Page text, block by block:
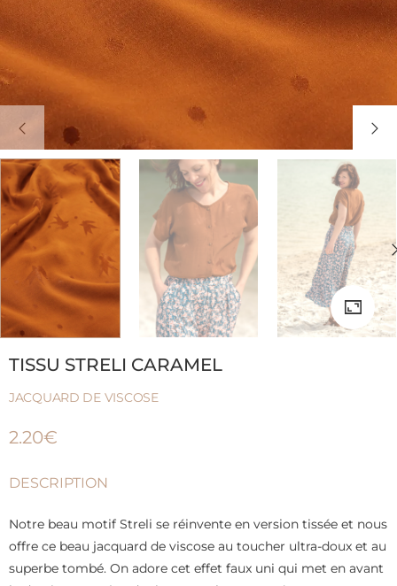
TISSU STRELI CARAMEL
JACQUARD DE VISCOSE
2.20€
DESCRIPTION
Notre beau motif Streli se réinvente en version tissée et nous
offre ce beau jacquard de viscose au toucher ultra-doux et au
superbe tombé. On adore cet effet faux uni qui met en avant